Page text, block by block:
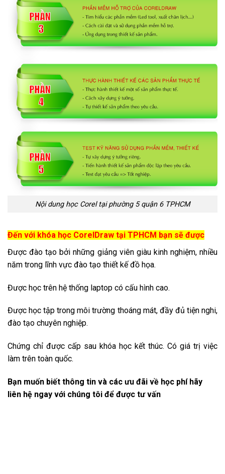
Nội dung học Corel tại phường 5 quận 6 TPHCM
Đến với khóa học CorelDraw tại TPHCM bạn sẽ được
Được đào tạo bởi những giảng viên giàu kinh nghiệm, nhiều
năm trong lĩnh vực đào tạo thiết kế đồ họa.
Được học trên hệ thống laptop có cấu hình cao.
Được học tập trong môi trường thoáng mát, đầy đủ tiện nghi,
đào tạo chuyên nghiệp.
Chứng chỉ được cấp sau khóa học kết thúc. Có giá trị việc
làm trên toàn quốc.
Bạn muốn biết thông tin và các ưu đãi về học phí hãy
liên hệ ngay với chúng tôi để được tư vấn